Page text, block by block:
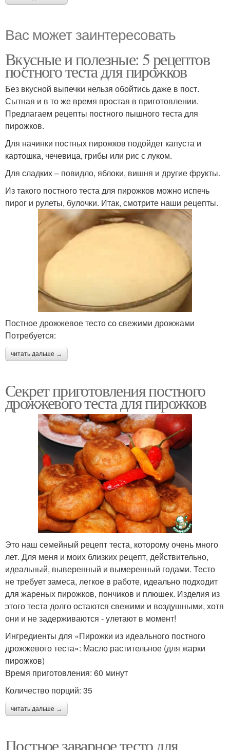
Вас может заинтересовать
Вкусные и полезные: 5 рецептов
постного теста для пирожков
Без вкусной выпечки нельзя обойтись даже в пост.
Сытная и в то же время простая в приготовлении.
Предлагаем рецепты постного пышного теста для
пирожков.
Для начинки постных пирожков подойдет капуста и
картошка, чечевица, грибы или рис с луком.
Для сладких – повидло, яблоки, вишня и другие фрукты.
Из такого постного теста для пирожков можно испечь
пирог и рулеты, булочки. Итак, смотрите наши рецепты.
Постное дрожжевое тесто со свежими дрожжами
Потребуется:
читать дальше →
Секрет приготовления постного
дрожжевого теста для пирожков
Это наш семейный рецепт теста, которому очень много
лет. Для меня и моих близких рецепт, действительно,
идеальный, выверенный и вымеренный годами. Тесто
не требует замеса, легкое в работе, идеально подходит
для жареных пирожков, пончиков и плюшек. Изделия из
этого теста долго остаются свежими и воздушными, хотя
они и не задерживаются - улетают в момент!
Ингредиенты для «Пирожки из идеального постного
дрожжевого теста»: Масло растительное (для жарки
пирожков)
Время приготовления: 60 минут
Количество порций: 35
читать дальше →
Постное заварное тесто для